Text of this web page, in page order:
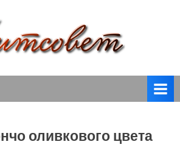
т
о
спицами,
крючком,
вязаные
модели
оливкового цвета